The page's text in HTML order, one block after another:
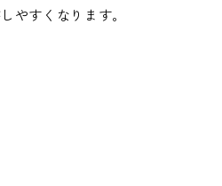
やすくなります。